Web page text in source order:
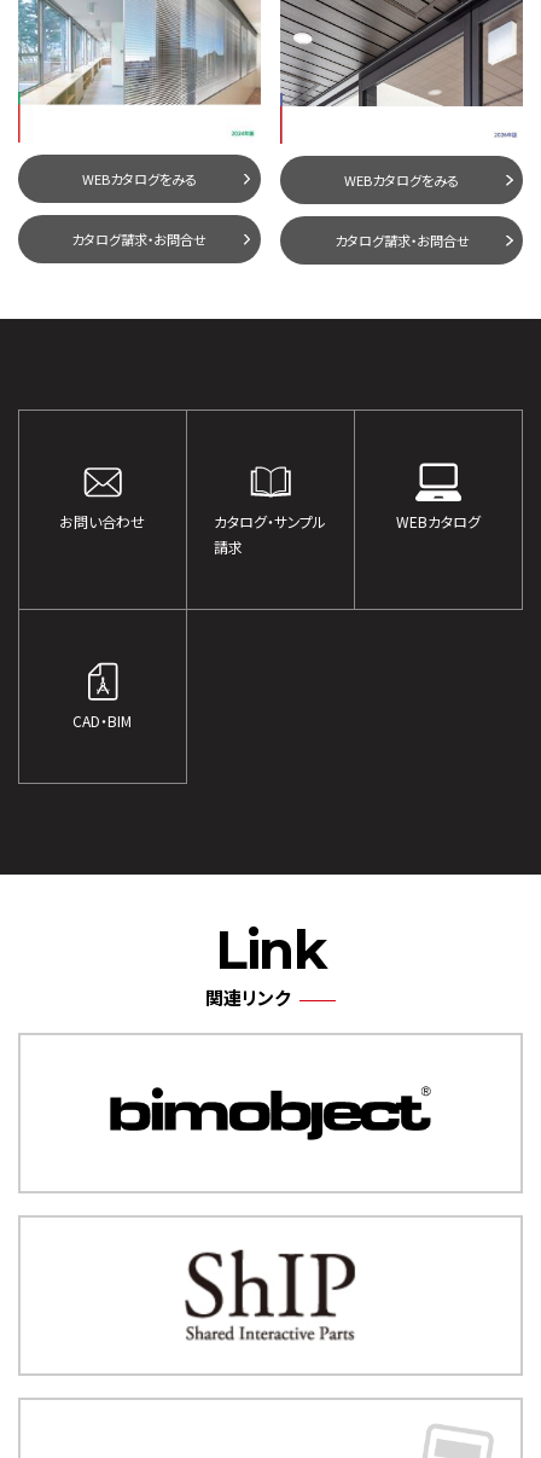
WEBカタログをみる
カタログ請求・お問合せ
WEBカタログをみる
カタログ請求・お問合せ
お問い合わせ
カタログ・サンプル
請求
WEBカタログ
CAD・BIM
Link
関連リンク